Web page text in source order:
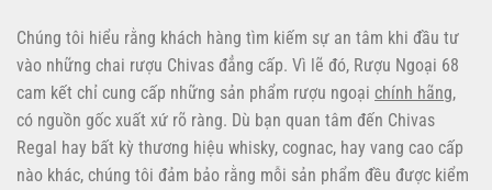
Chúng tôi hiểu rằng khách hàng tìm kiếm sự an tâm khi đầu tư
vào những chai rượu Chivas đẳng cấp. Vì lẽ đó, Rượu Ngoại 68
cam kết chỉ cung cấp những sản phẩm rượu ngoại chính hãng,
có nguồn gốc xuất xứ rõ ràng. Dù bạn quan tâm đến Chivas
Regal hay bất kỳ thương hiệu whisky, cognac, hay vang cao cấp
nào khác, chúng tôi đảm bảo rằng mỗi sản phẩm đều được kiểm